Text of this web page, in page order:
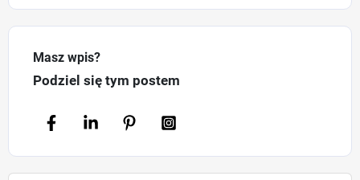
Masz wpis?
Podziel się tym postem